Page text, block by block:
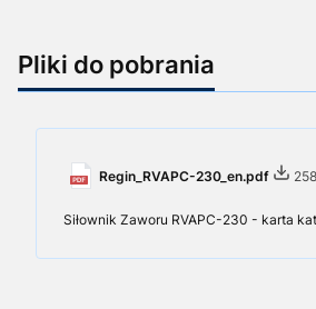
Pliki do pobrania
Regin_RVAPC-230_en.pdf
Siłownik Zaworu RVAPC-230 - karta